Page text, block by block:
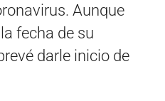
Aunque
fecha de su
darle inicio de